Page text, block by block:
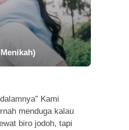
Kami
menduga kalau
biro jodoh, tapi